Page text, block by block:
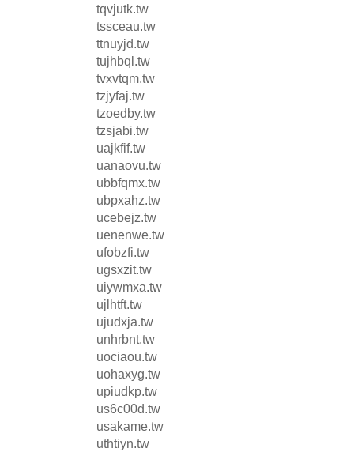
tqvjutk.tw
tssceau.tw
ttnuyjd.tw
tujhbql.tw
tvxvtqm.tw
tzjyfaj.tw
tzoedby.tw
tzsjabi.tw
uajkfif.tw
uanaovu.tw
ubbfqmx.tw
ubpxahz.tw
ucebejz.tw
uenenwe.tw
ufobzfi.tw
ugsxzit.tw
uiywmxa.tw
ujlhtft.tw
ujudxja.tw
unhrbnt.tw
uociaou.tw
uohaxyg.tw
upiudkp.tw
us6c00d.tw
usakame.tw
uthtiyn.tw